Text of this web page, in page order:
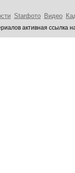
Starфото Видео
активная ссылка